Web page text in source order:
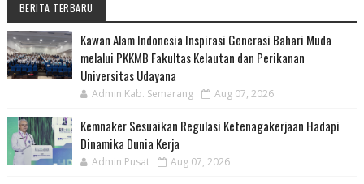
BERITA TERBARU
Kawan Alam Indonesia Inspirasi Generasi Bahari Muda
melalui PKKMB Fakultas Kelautan dan Perikanan
Universitas Udayana
Admin Kab. Semarang Aug 07, 2026
Kemnaker Sesuaikan Regulasi Ketenagakerjaan Hadapi
Dinamika Dunia Kerja
Admin Pusat Aug 07, 2026